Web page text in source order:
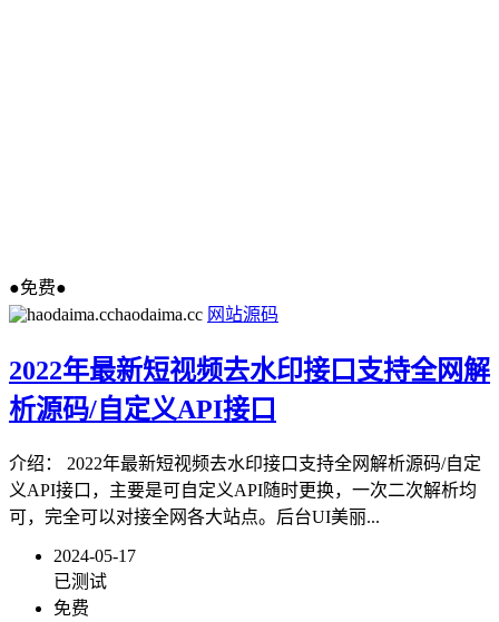
●免费●
haodaima.cc 网站源码
2022年最新短视频去水印接口支持全网解
析源码/自定义API接口
介绍： 2022年最新短视频去水印接口支持全网解析源码/自定
义API接口，主要是可自定义API随时更换，一次二次解析均
可，完全可以对接全网各大站点。后台UI美丽...
2024-05-17
已测试
免费